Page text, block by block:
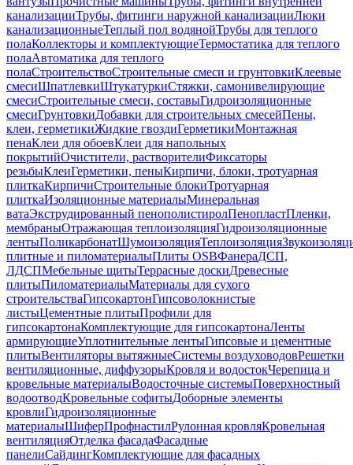
канализацииТрубы, фитинги наружной канализацииЛюки
канализационныеТеплый пол водянойТрубы для теплого
полаКоллекторы и комплектующиеТермостатика для теплого
полаАвтоматика для теплого
полаСтроительствоСтроительные смеси и грунтовкиКлеевые
смесиШпатлевкиШтукатуркиСтяжки, самонивелирующие
смесиСтроительные смеси, составыГидроизоляционные
смесиГрунтовкиДобавки для строительных смесейПены,
клеи, герметикиЖидкие гвоздиГерметикиМонтажная
пенаКлеи для обоевКлеи для напольных
покрытийОчистители, растворителиФиксаторы
резьбыКлеиГерметики, пеныКирпичи, блоки, тротуарная
плиткаКирпичиСтроительные блокиТротуарная
плиткаИзоляционные материалыМинеральная
ватаЭкструдированный пенополистиролПенопластПленки,
мембраныОтражающая теплоизоляцияГидроизоляционные
лентыПоликарбонатШумоизоляцияТеплоизоляция
плитные и пиломатериалыПлиты OSBФанераДСП,
ЛДСПМебельные щитыТеррасные доскиДревесные
плитыПиломатериалыМатериалы для сухого
строительстваГипсокартонГипсоволокнистые
листыЦементные плитыПрофили для
гипсокартонаКомплектующие для гипсокартонаЛенты
армирующиеУплотнительные лентыГипсовые и цементные
плитыВентиляторы вытяжныеСистемы воздуховодовРешетки
вентиляционные, диффузорыКровля и водостокЧерепица и
кровельные материалыВодосточные системыПоверхностный
водоотводКровельные софитыДоборные элементы
кровлиГидроизоляционные
материалыШиферПрофнастилРулонная кровляКровельная
вентиляцияОтделка фасадаФасадные
панелиСайдингКомплектующие для фасадных